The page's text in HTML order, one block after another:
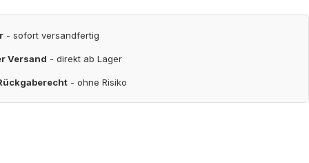
- sofort versandfertig
Versand - direkt ab Lager
- ohne Risiko